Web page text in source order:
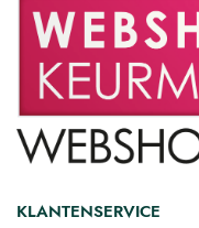
KLANTENSERVICE